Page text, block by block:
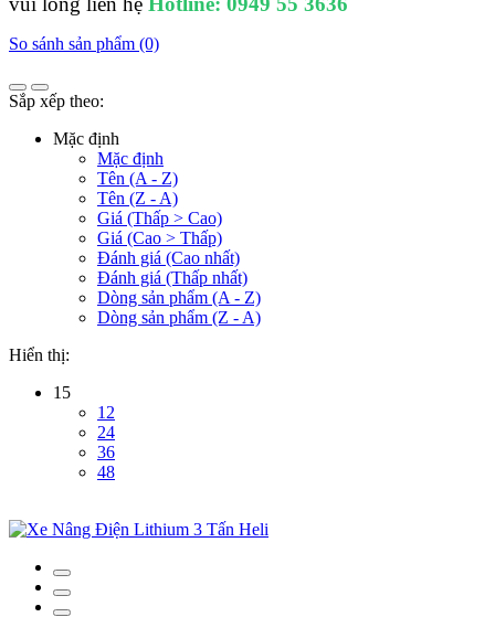
So sánh sản phẩm (0)
Sắp xếp theo:
Mặc định
Mặc định
Tên (A - Z)
Tên (Z - A)
Giá (Thấp > Cao)
Giá (Cao > Thấp)
Đánh giá (Cao nhất)
Đánh giá (Thấp nhất)
Dòng sản phẩm (A - Z)
Dòng sản phẩm (Z - A)
Hiển thị:
15
12
24
36
48